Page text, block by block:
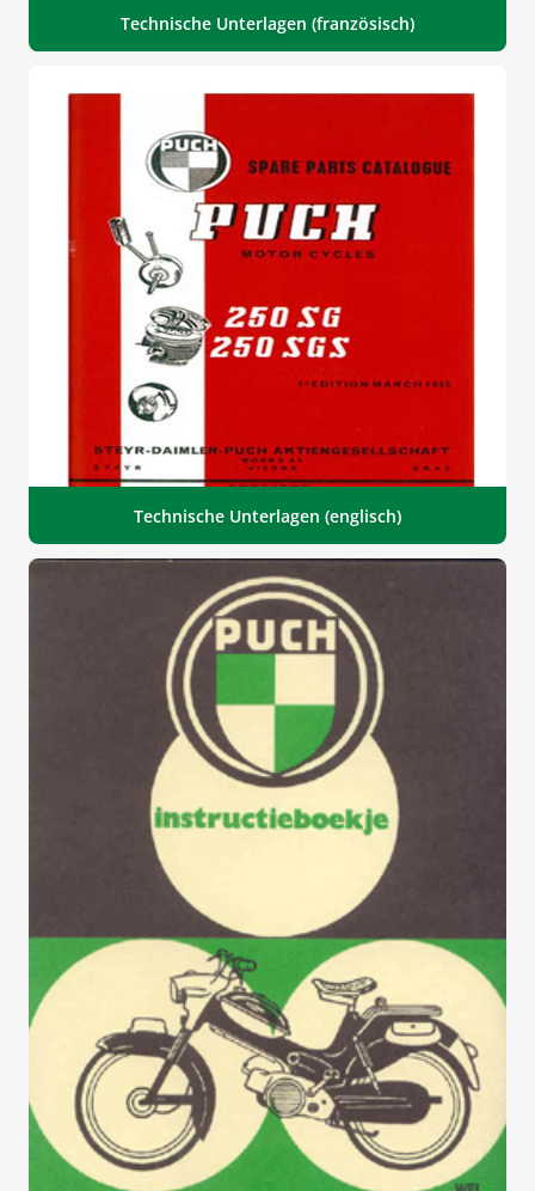
Technische Unterlagen (französisch)
Technische Unterlagen (englisch)